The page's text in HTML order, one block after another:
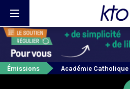
Émissions Académie Catholique